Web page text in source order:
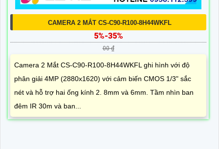
CAMERA 2 MẮT CS-C90-R100-8H44WKFL
5%-35%
00 ₫
Camera 2 Mắt CS-C90-R100-8H44WKFL ghi hình với độ
phân giải 4MP (2880x1620) với cảm biến CMOS 1/3" sắc
nét và hỗ trợ hai ống kính 2. 8mm và 6mm. Tầm nhìn ban
đêm IR 30m và ban...